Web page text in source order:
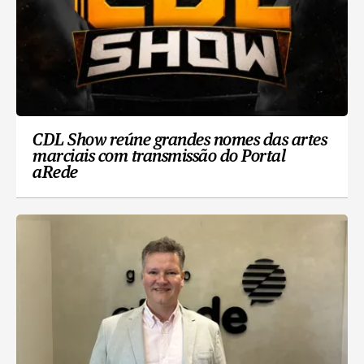
CDL Show reúne grandes nomes das artes
marciais com transmissão do Portal
aRede